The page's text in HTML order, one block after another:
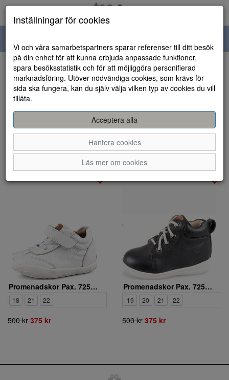
navigation
Visa filter
Barnskor - Promenadskor
(2 artiklar)
Promenadskor Pax. 7250004 10
18 21 22
500 kr 375 kr
Promenadskor Pax. 7250647 01
19 20 21 22
500 kr 375 kr
Inställningar för cookies
Vi och våra samarbetspartners sparar referenser till ditt besök
på din enhet för att kunna erbjuda anpassade funktioner,
spara besöksstatistik och för att möjliggöra personifierad
marknadsföring. Utöver nödvändiga cookies, som krävs för
sida ska fungera, kan du själv välja vilken typ av cookies du vill
tillåta.
Acceptera alla
Hantera cookies
Läs mer om cookies